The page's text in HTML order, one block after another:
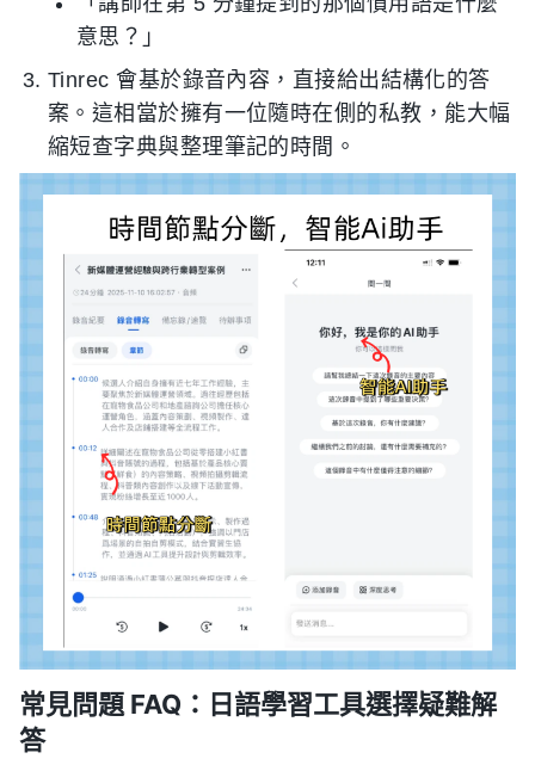
意思？」
Tinrec 會基於錄音內容，直接給出結構化的答
案。這相當於擁有一位隨時在側的私教，能大幅
縮短查字典與整理筆記的時間。
常見問題 FAQ：日語學習工具選擇疑難解
答